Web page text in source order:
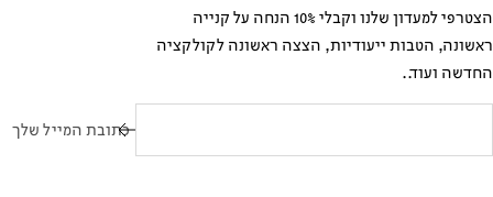
הצטרפי למעדון שלנו וקבלי 10% הנחה על קנייה
ראשונה, הטבות ייעודיות, הצצה ראשונה לקולקציה
החדשה ועוד..
כתובת המייל שלך